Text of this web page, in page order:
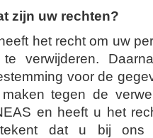
zijn uw rechten?
het recht om uw
verwijderen.
voor de
tegen de
en heeft u het
dat u bij ons